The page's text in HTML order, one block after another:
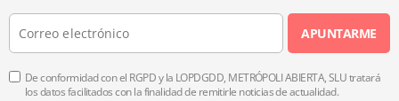
APUNTARME
De conformidad con el RGPD y la LOPDGDD, METRÓPOLI ABIERTA, SLU tratará
los datos facilitados con la finalidad de remitirle noticias de actualidad.